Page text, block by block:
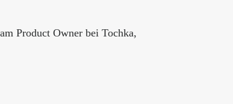
Product Owner bei Tochka,